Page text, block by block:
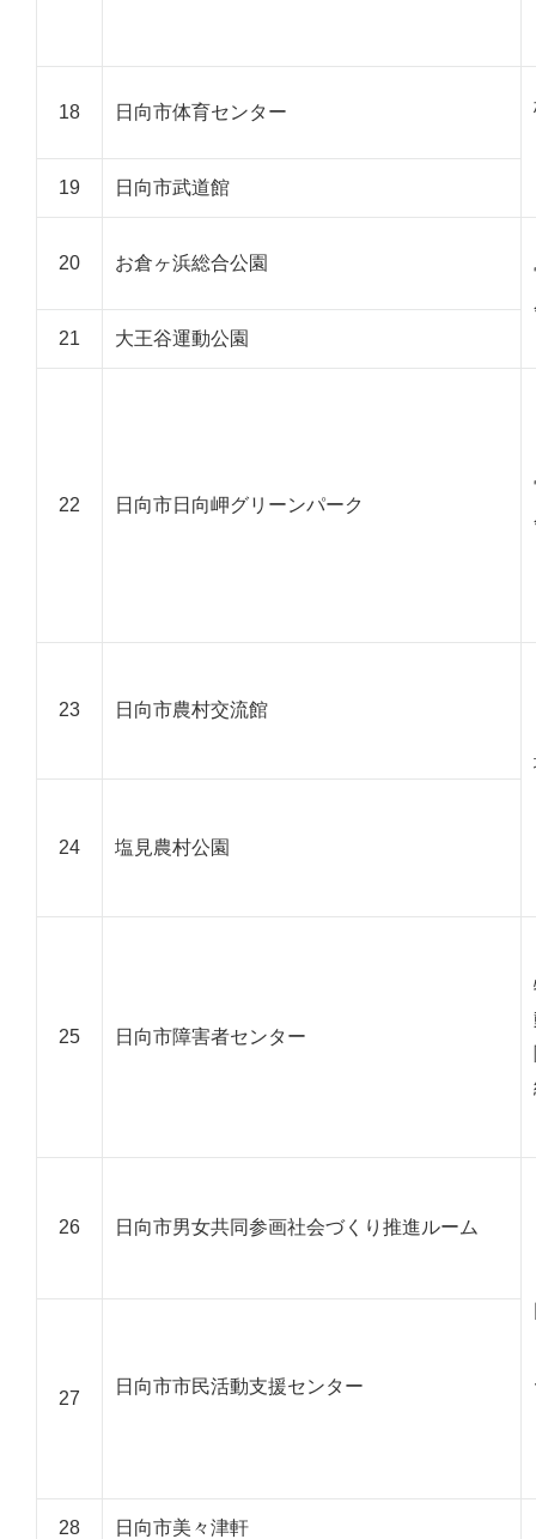
18 日向市体育センター
19 日向市武道館
20 お倉ヶ浜総合公園
21
大王谷運動公園
22 日向市日向岬グリーンパーク
23 日向市農村交流館
24 塩見農村公園
25 日向市障害者センター
26 日向市男女共同参画社会づくり推進ルーム
27
日向市市民活動支援センター
28 日向市美々津軒